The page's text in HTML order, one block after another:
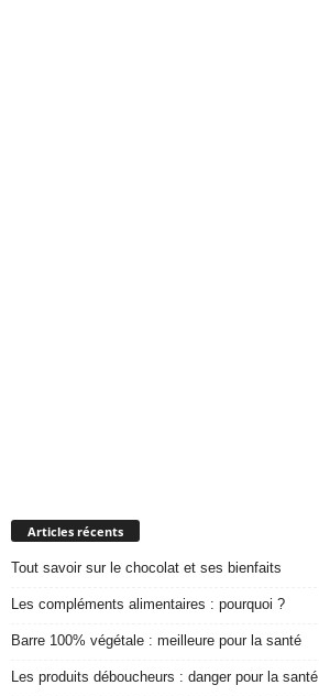
Articles récents
Tout savoir sur le chocolat et ses bienfaits
Les compléments alimentaires : pourquoi ?
Barre 100% végétale : meilleure pour la santé
Les produits déboucheurs : danger pour la santé